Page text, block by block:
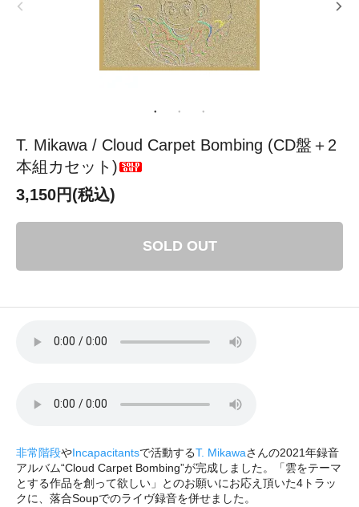
T. Mikawa / Cloud Carpet Bombing (CD盤＋2
本組カセット)
3,150円(税込)
SOLD OUT
非常階段やIncapacitantsで活動するT. Mikawaさんの2021年録音
アルバム“Cloud Carpet Bombing”が完成しました。「雲をテーマ
とする作品を創って欲しい」とのお願いにお応え頂いた4トラッ
クに、落合Soupでのライヴ録音を併せました。